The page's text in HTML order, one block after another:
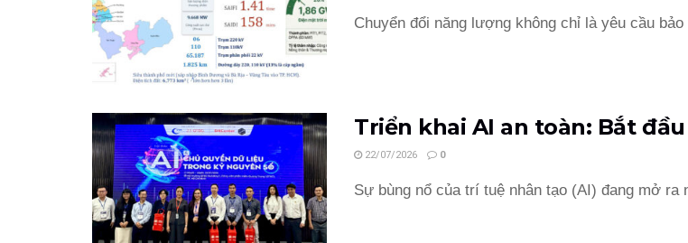
Chuyển đổi năng lượng không chỉ là yêu cầu
Triển khai AI an toàn: Bắt
22/07/2026 0
Sự bùng nổ của trí tuệ nhân tạo (AI) đang mở